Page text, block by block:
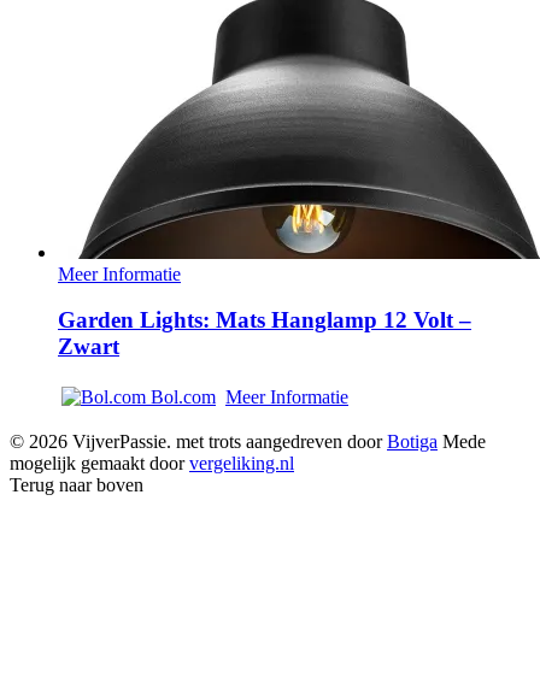
Meer Informatie
Garden Lights: Mats Hanglamp 12 Volt –
Zwart
Bol.com Meer Informatie
© 2026 VijverPassie. met trots aangedreven doorBotiga Mede
mogelijk gemaakt doorvergeliking.nl
Terug naar boven